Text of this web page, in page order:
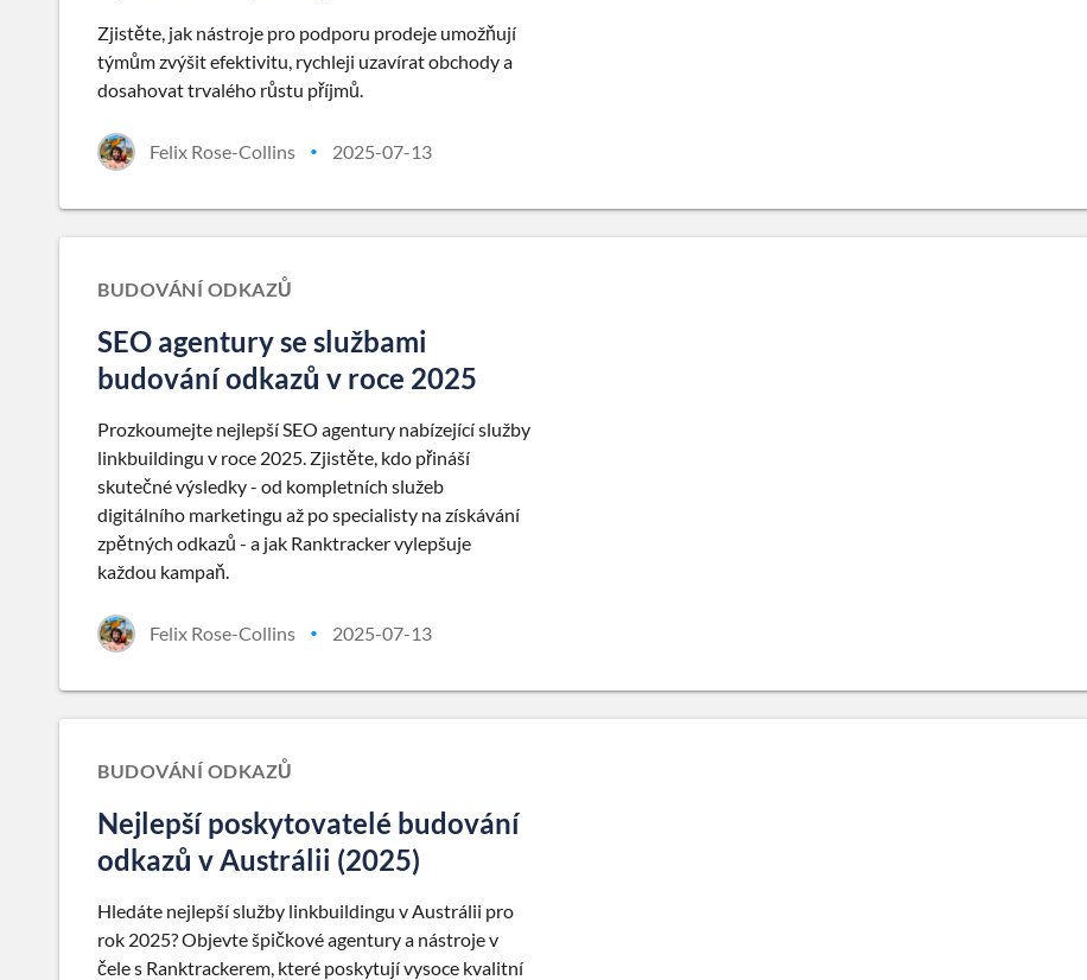
Zjistěte, jak nástroje pro podporu prodeje umožňují
týmům zvýšit efektivitu, rychleji uzavírat obchody a
dosahovat trvalého růstu příjmů.
Felix Rose-Collins • 2025-07-13
BUDOVÁNÍ ODKAZŮ
SEO agentury se službami
budování odkazů v roce 2025
Prozkoumejte nejlepší SEO agentury nabízející služby
linkbuildingu v roce 2025. Zjistěte, kdo přináší
skutečné výsledky - od kompletních služeb
digitálního marketingu až po specialisty na získávání
zpětných odkazů - a jak Ranktracker vylepšuje
každou kampaň.
Felix Rose-Collins • 2025-07-13
BUDOVÁNÍ ODKAZŮ
Nejlepší poskytovatelé budování
odkazů v Austrálii (2025)
Hledáte nejlepší služby linkbuildingu v Austrálii pro
rok 2025? Objevte špičkové agentury a nástroje v
čele s Ranktrackerem, které poskytují vysoce kvalitní